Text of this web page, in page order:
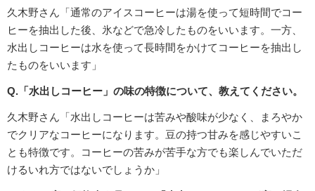
久木野さん「通常のアイスコーヒーは湯を使って短時間でコー
ヒーを抽出した後、氷などで急冷したものをいいます。一方、
水出しコーヒーは水を使って長時間をかけてコーヒーを抽出し
たものをいいます」
Q.「水出しコーヒー」の味の特徴について、教えてください。
久木野さん「水出しコーヒーは苦みや酸味が少なく、まろやか
でクリアなコーヒーになります。豆の持つ甘みを感じやすいこ
とも特徴です。コーヒーの苦みが苦手な方でも楽しんでいただ
けるいれ方ではないでしょうか」